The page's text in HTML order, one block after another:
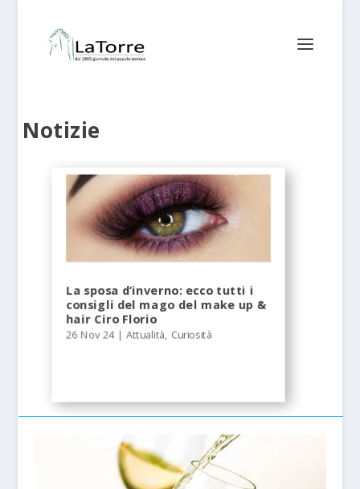
Notizie
La sposa d’inverno: ecco tutti i
consigli del mago del make up &
hair Ciro Florio
26 Nov 24|Attualità, Curiosità